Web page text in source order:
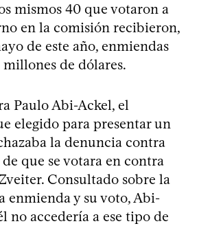
mismos 40 que votaron a
en la comisión recibieron,
de este año, enmiendas
de dólares.
Paulo Abi-Ackel, el
elegido para presentar un
la denuncia contra
de que se votara en contra
Consultado sobre la
enmienda y su voto, Abi-
no accedería a ese tipo de